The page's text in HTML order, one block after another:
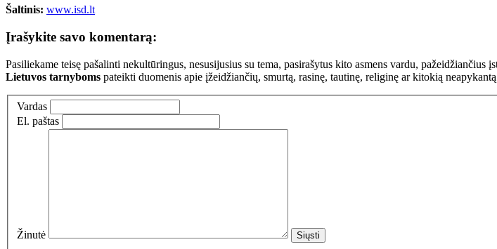
Šaltinis: www.isd.lt
Įrašykite savo komentarą:
Pasiliekame teisę pašalinti nekultūringus, nesusijusius su tema, pasirašytus kito asmens vardu, pažeidžiančius
Lietuvos tarnyboms pateikti duomenis apie įžeidžiančių, smurtą, rasinę, tautinę, religinę ar kitokią
Vardas
El. paštas
Žinutė